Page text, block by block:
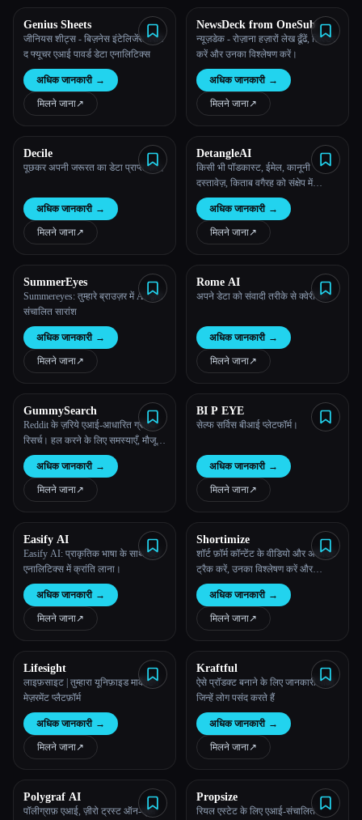
सभी श्रेणियाँ
हमारे बारे में
Esc
Genius Sheets
जीनियस शीट्स - बिज़नेस इंटेलिजेंस फ़्रॉम
द फ्यूचर एआई पावर्ड डेटा एनालिटिक्स
अधिक जानकारी →
मिलने जाना↗︎
NewsDeck from OneSub
न्यूज़डेक - रोज़ाना हज़ारों लेख ढूँढें, फ़िल्टर
करें और उनका विश्लेषण करें।
अधिक जानकारी →
मिलने जाना↗︎
Decile
पूछकर अपनी जरूरत का डेटा प्राप्त करें।
अधिक जानकारी →
मिलने जाना↗︎
DetangleAI
किसी भी पॉडकास्ट, ईमेल, कानूनी
दस्तावेज़, किताब वगैरह को संक्षेप में
बताओ, ताकि तुम कर सको जो मायने
रखता है उस पर ध्यान दो।
अधिक जानकारी →
मिलने जाना↗︎
SummerEyes
Summereyes: तुम्हारे ब्राउज़र में AI द्वारा
संचालित सारांश
अधिक जानकारी →
मिलने जाना↗︎
Rome AI
अपने डेटा को संवादी तरीके से क्वेरी करें
अधिक जानकारी →
मिलने जाना↗︎
GummySearch
Reddit के ज़रिये एआई-आधारित ग्राहक
रिसर्च। हल करने के लिए समस्याएँ, मौजूदा
समाधानों के बारे में जानकारी और ऐसे लोगों
के बारे में जानें, जो तुम्हारा प्रॉडक्ट ख़रीदना
चाहते हैं।
अधिक जानकारी →
मिलने जाना↗︎
BI P EYE
सेल्फ सर्विस बीआई प्लेटफॉर्म।
अधिक जानकारी →
मिलने जाना↗︎
Easify AI
Easify AI: प्राकृतिक भाषा के साथ डेटा
एनालिटिक्स में क्रांति लाना।
अधिक जानकारी →
मिलने जाना↗︎
Shortimize
शॉर्ट फ़ॉर्म कॉन्टेंट के वीडियो और अकाउंट
ट्रैक करें, उनका विश्लेषण करें और
एक्सप्लोर करें
अधिक जानकारी →
मिलने जाना↗︎
Lifesight
लाइफ़साइट | तुम्हारा यूनिफ़ाइड मार्केटिंग
मेज़रमेंट प्लैटफ़ॉर्म
अधिक जानकारी →
मिलने जाना↗︎
Kraftful
ऐसे प्रॉडक्ट बनाने के लिए जानकारी पाओ
जिन्हें लोग पसंद करते हैं
अधिक जानकारी →
मिलने जाना↗︎
Polygraf AI
पॉलीग्राफ़ एआई, ज़ीरो ट्रस्ट ऑन-प्रेम
Propsize
रियल एस्टेट के लिए एआई-संचालित